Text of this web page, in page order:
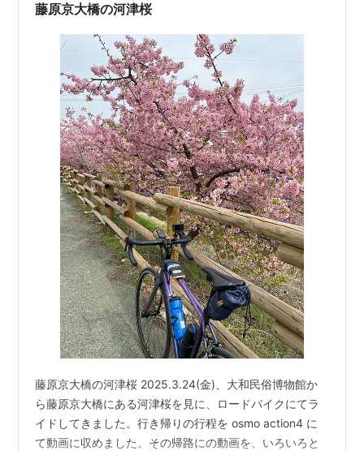
藤原京大橋の河津桜
藤原京大橋の河津桜 2025.3.24(金)、大和民俗博物館か
ら藤原京大橋にある河津桜を見に、ロードバイクにてラ
イドしてきました。行き帰りの行程を osmo action4 に
て動画に収めました。その帰路にの動画を、いろいろと